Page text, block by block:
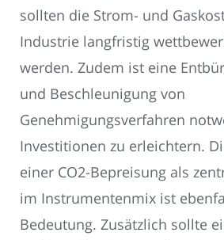
sollten die Strom- und
Industrie langfristig
werden. Zudem ist eine
und Beschleunigung von
Genehmigungsverfahren
Investitionen zu erleichtern.
einer CO2-Bepreisung als
im Instrumentenmix ist
Bedeutung. Zusätzlich sollte